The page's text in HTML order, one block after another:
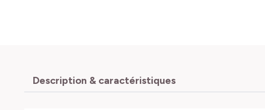
Description & caractéristiques